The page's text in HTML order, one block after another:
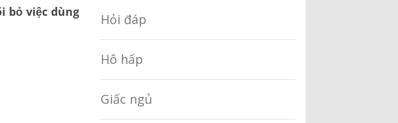
bỏ việc dùng
Hỏi đáp
Hô hấp
Giấc ngủ